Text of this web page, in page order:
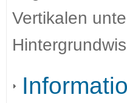
Vertikalen